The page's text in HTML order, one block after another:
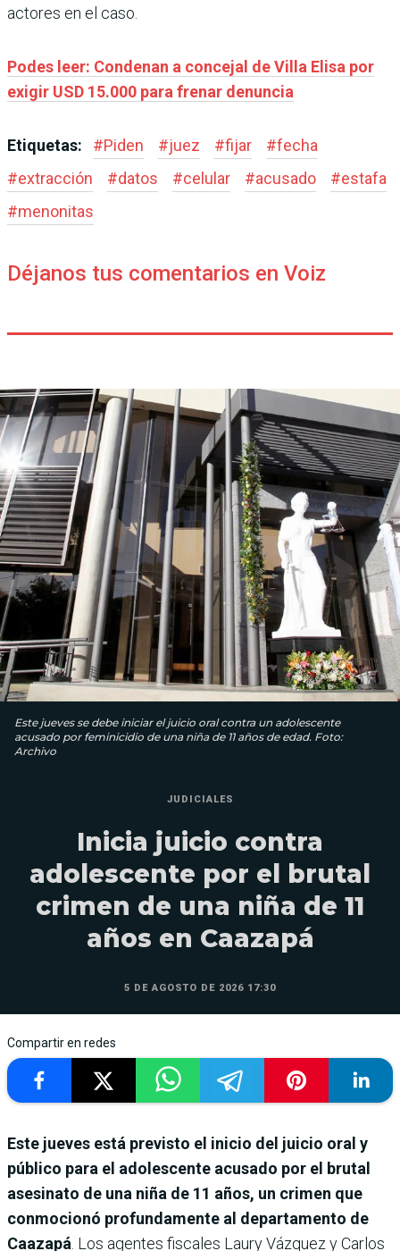
actores en el caso.
Podes leer: Condenan a concejal de Villa Elisa por
exigir USD 15.000 para frenar denuncia
Etiquetas: #Piden #juez #fijar #fecha
#extracción #datos #celular #acusado #estafa
#menonitas
Déjanos tus comentarios en Voiz
Este jueves se debe iniciar el juicio oral contra un adolescente
acusado por feminicidio de una niña de 11 años de edad. Foto:
Archivo
JUDICIALES
Inicia juicio contra
adolescente por el brutal
crimen de una niña de 11
años en Caazapá
5 DE AGOSTO DE 2026 17:30
Compartir en redes
Este jueves está previsto el inicio del juicio oral y
público para el adolescente acusado por el brutal
asesinato de una niña de 11 años, un crimen que
conmocionó profundamente al departamento de
Caazapá . Los agentes fiscales Laury Vázquez y Carlos